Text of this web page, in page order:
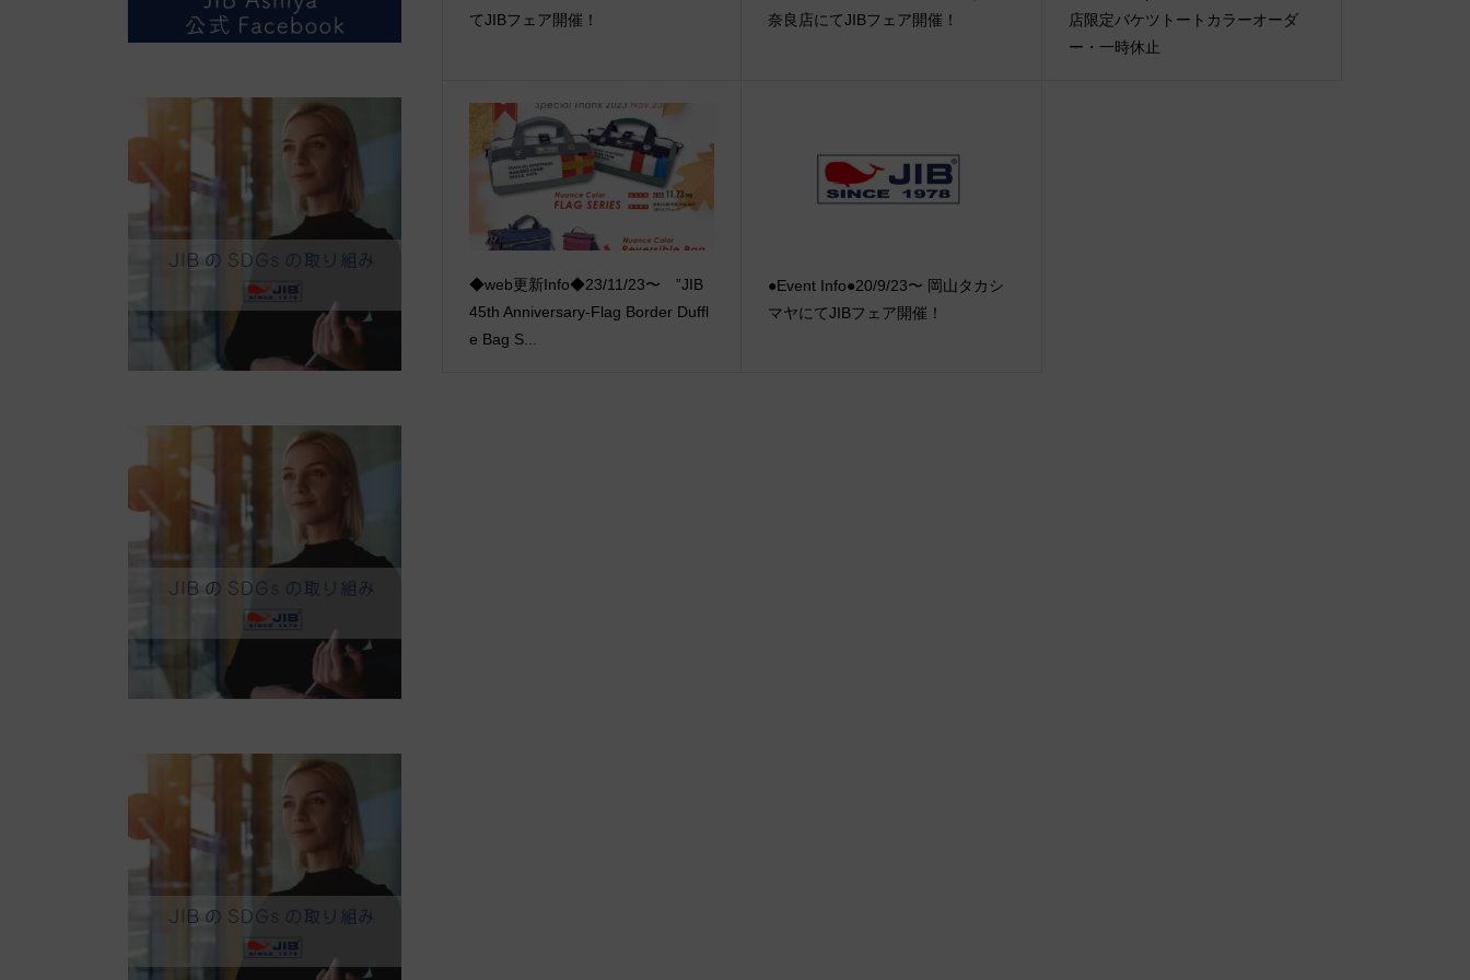
てJIBフェア開催！
奈良店にてJIBフェア開催！
店限定バケツトートカラーオーダ
ー・一時休止
◆web更新Info◆23/11/23〜 ”JIB
45th Anniversary-Flag Border Duffl
e Bag S...
●Event Info●20/9/23〜 岡山タカシ
マヤにてJIBフェア開催！